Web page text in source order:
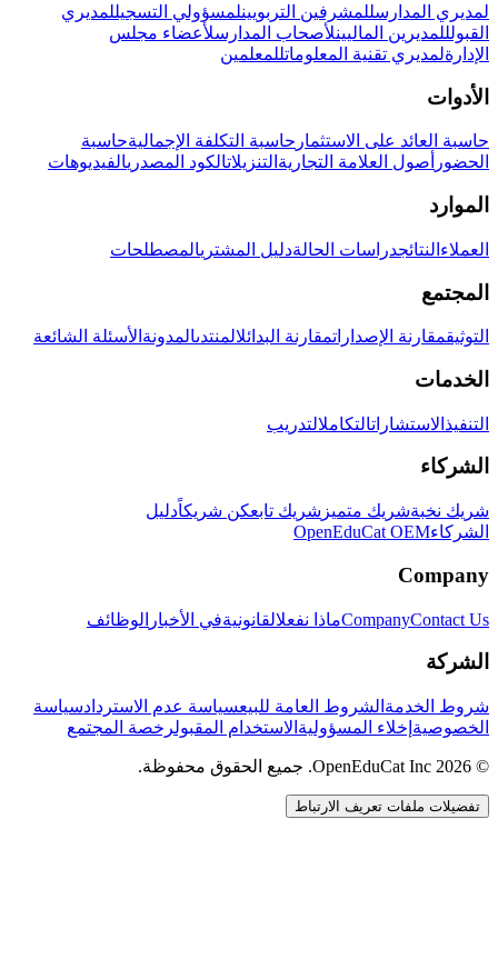
لمديري المدارسللمشرفين التربويينلمسؤولي التسجيللمديري
القبولللمديرين الماليينلأصحاب المدارسلأعضاء مجلس
الإدارةلمديري تقنية المعلوماتللمعلمين
الأدوات
حاسبة العائد على الاستثمار حاسبة التكلفة الإجماليةحاسبة
الحضور أصول العلامة التجارية التنزيلاتالكود المصدريالفيديوهات
الموارد
العملاء النتائجدراسات الحالةدليل المشتريالمصطلحات
المجتمع
التوثيقمقارنة الإصداراتمقارنة البدائلالمنتدىالمدونة الأسئلة الشائعة
الخدمات
التنفيذ الاستشاراتالتكاملالتدريب
الشركاء
شريك نخبةشريك متميز شريك تابعكن شريكاًدليل
الشركاءOpenEduCat OEM
Company
CompanyContact Us ماذا نفعلالقانونيةفي الأخبار الوظائف
الشركة
شروط الخدمة الشروط العامة للبيعسياسة عدم الاستردادسياسة
الخصوصية إخلاء المسؤولية الاستخدام المقبولرخصة المجتمع
© 2026 OpenEduCat Inc. جميع الحقوق محفوظة.
تفضيلات ملفات تعريف الارتباط